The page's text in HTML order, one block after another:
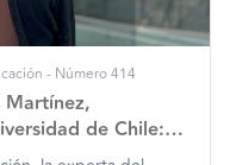
- Número 414
de Chile:
matemáticas en la